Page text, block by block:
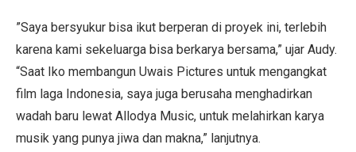
”Saya bersyukur bisa ikut berperan di proyek ini, terlebih
karena kami sekeluarga bisa berkarya bersama,” ujar Audy.
“Saat Iko membangun Uwais Pictures untuk mengangkat
film laga Indonesia, saya juga berusaha menghadirkan
wadah baru lewat Allodya Music, untuk melahirkan karya
musik yang punya jiwa dan makna,” lanjutnya.